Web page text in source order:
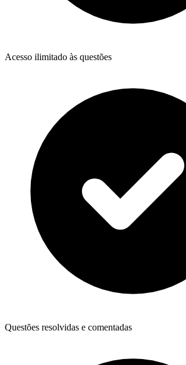
Acesso ilimitado às questões
Questões resolvidas e comentadas